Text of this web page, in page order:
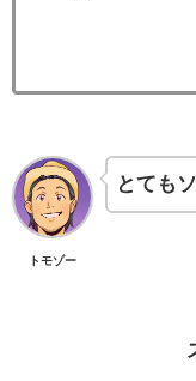
トモゾー
とても